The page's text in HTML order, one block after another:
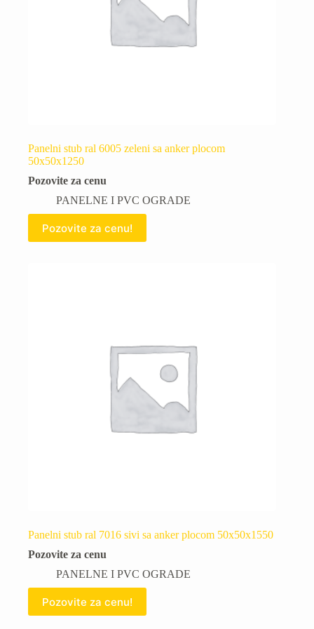
Panelni stub ral 6005 zeleni sa anker plocom
50x50x1250
Pozovite za cenu
PANELNE I PVC OGRADE
Pozovite za cenu!
Panelni stub ral 7016 sivi sa anker plocom 50x50x1550
Pozovite za cenu
PANELNE I PVC OGRADE
Pozovite za cenu!